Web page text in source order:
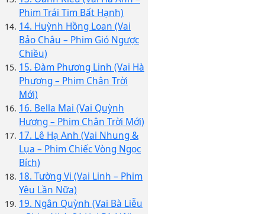
Phim Trái Tim Bất Hạnh)
14. Huỳnh Hồng Loan (Vai
Bảo Châu – Phim Gió Ngược
Chiều)
15. Đàm Phương Linh (Vai Hà
Phương – Phim Chân Trời
Mới)
16. Bella Mai (Vai Quỳnh
Hương – Phim Chân Trời Mới)
17. Lê Hạ Anh (Vai Nhung &
Lụa – Phim Chiếc Vòng Ngọc
Bích)
18. Tường Vi (Vai Linh – Phim
Yêu Lần Nữa)
19. Ngân Quỳnh (Vai Bà Liễu